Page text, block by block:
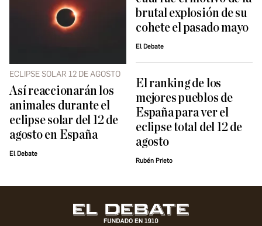
ECLIPSE SOLAR 12 DE AGOSTO
Así reaccionarán los
animales durante el
eclipse solar del 12 de
agosto en España
El Debate
brutal explosión de su
cohete el pasado mayo
El Debate
El ranking de los
mejores pueblos de
España para ver el
eclipse total del 12 de
agosto
Rubén Prieto